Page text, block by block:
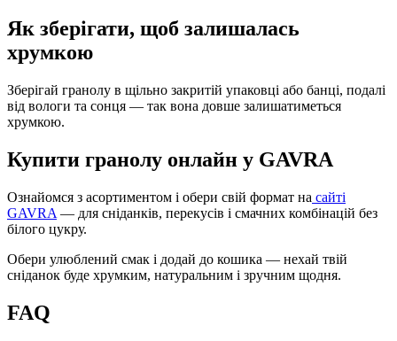
Як зберігати, щоб залишалась
хрумкою
Зберігай гранолу в щільно закритій упаковці або банці, подалі
від вологи та сонця — так вона довше залишатиметься
хрумкою.
Купити гранолу онлайн у GAVRA
Ознайомся з асортиментом і обери свій формат на сайті
GAVRA — для сніданків, перекусів і смачних комбінацій без
білого цукру.
Обери улюблений смак і додай до кошика — нехай твій
сніданок буде хрумким, натуральним і зручним щодня.
FAQ